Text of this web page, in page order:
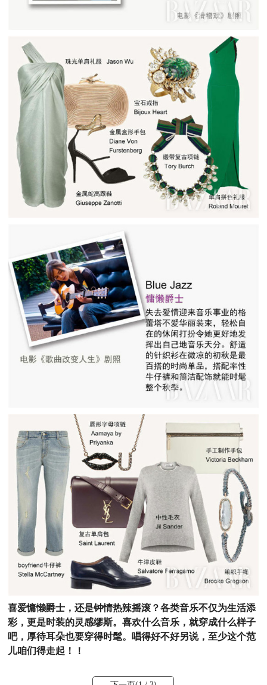
喜爱慵懒爵士，还是钟情热辣摇滚？各类音乐不仅为生活添
彩，更是时装的灵感缪斯。喜欢什么音乐，就穿成什么样子
吧，厚待耳朵也要穿得时髦。唱得好不好另说，至少这个范
儿咱们得走起！！